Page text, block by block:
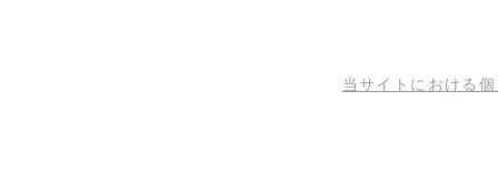
当サイトにおける